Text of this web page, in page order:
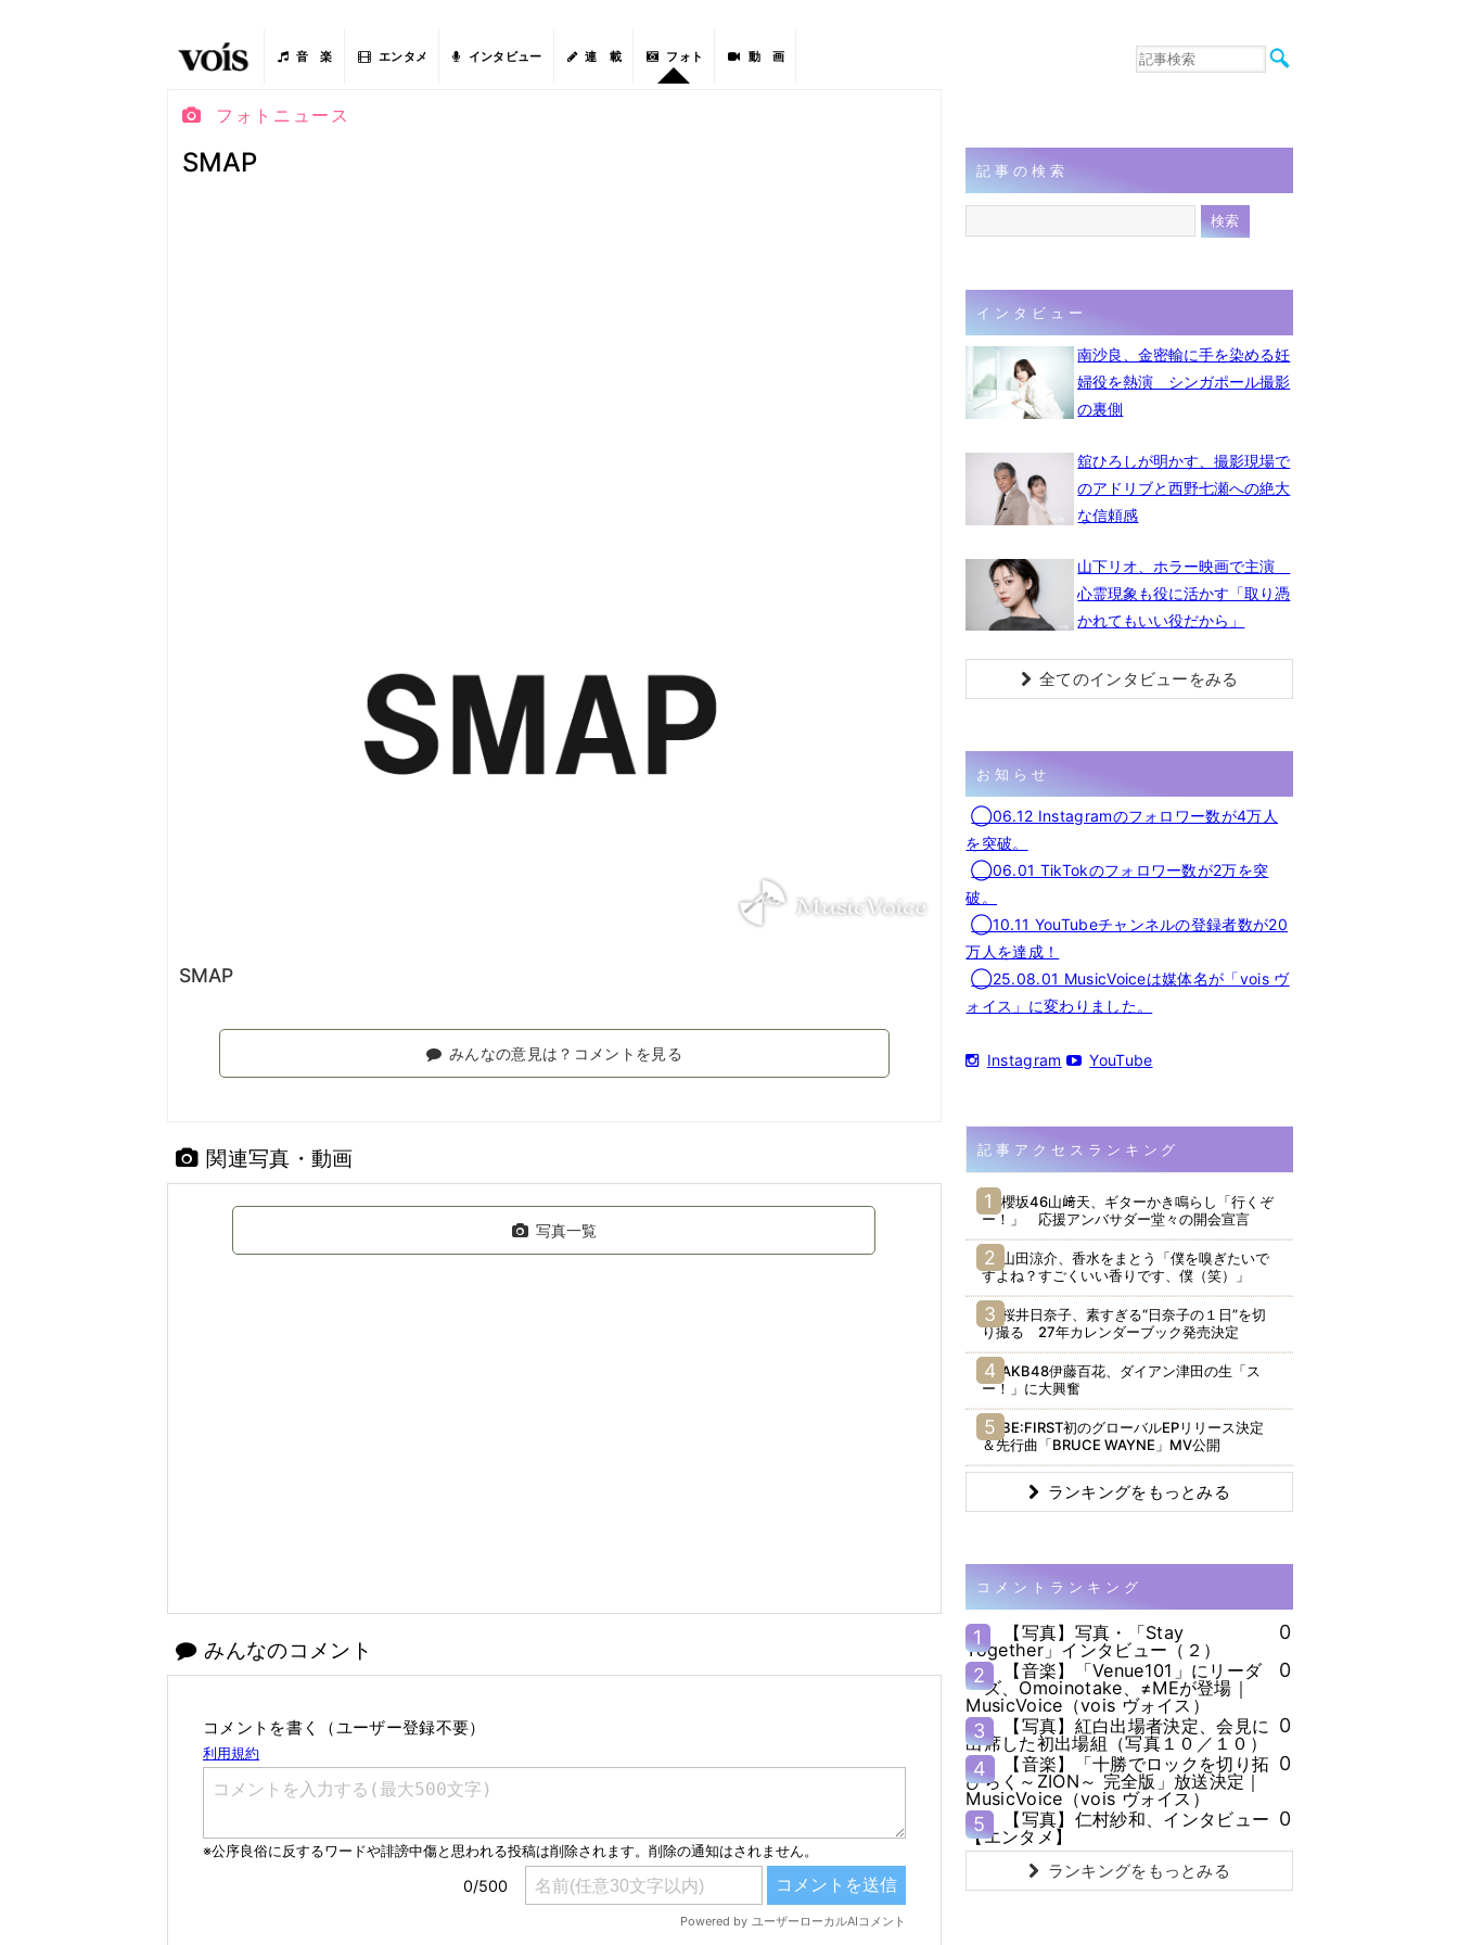
音 楽 エンタメ インタビュー 連 載 フォト 動 画
音楽
連載
フォト
フォトニュース
SMAP
SMAP
みんなの意見は？コメントを見る
関連写真・動画
写真一覧
みんなのコメント
コメントを書く（ユーザー登録不要）
記事の検索
インタビュー
南沙良、金密輸に手を染める妊
婦役を熱演 シンガポール撮影
の裏側
舘ひろしが明かす、撮影現場で
のアドリブと西野七瀬への絶大
な信頼感
山下リオ、ホラー映画で主演
心霊現象も役に活かす「取り憑
かれてもいい役だから」
全てのインタビューをみる
お知らせ
◯06.12 Instagramのフォロワー数が4万人
を突破。
◯06.01 TikTokのフォロワー数が2万を突
破。
◯10.11 YouTubeチャンネルの登録者数が20
万人を達成！
◯25.08.01 MusicVoiceは媒体名が「vois ヴ
ォイス」に変わりました。
Instagram YouTube
記事アクセスランキング
櫻坂46山﨑天、ギターかき鳴らし「行くぞ
ー！」 応援アンバサダー堂々の開会宣言
山田涼介、香水をまとう「僕を嗅ぎたいで
すよね？すごくいい香りです、僕（笑）」
桜井日奈子、素すぎる“日奈子の１日”を切
り撮る 27年カレンダーブック発売決定
AKB48伊藤百花、ダイアン津田の生「ス
ー！」に大興奮
BE:FIRST初のグローバルEPリリース決定
＆先行曲「BRUCE WAYNE」MV公開
ランキングをもっとみる
コメントランキング
1
【写真】写真・「Stay
Together」インタビュー（２）
0
2
【音楽】「Venue101」にリーダ
ーズ、Omoinotake、≠MEが登場｜
MusicVoice（vois ヴォイス）
0
3
【写真】紅白出場者決定、会見に
出席した初出場組（写真１０／１０）
0
4
【音楽】「十勝でロックを切り拓
ひらく～ZION～ 完全版」放送決定｜
MusicVoice（vois ヴォイス）
0
5
【写真】仁村紗和、インタビュー
【エンタメ】
0
ランキングをもっとみる